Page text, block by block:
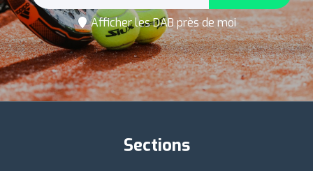
Afficher les DAB près de moi
Sections